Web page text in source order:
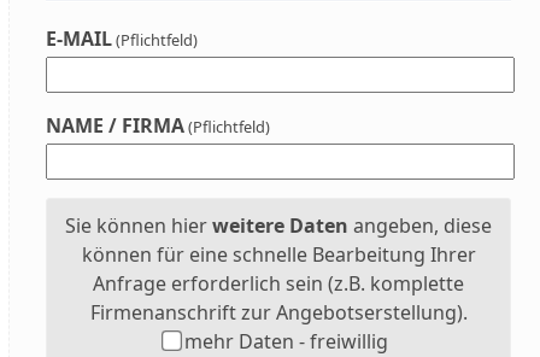
E-MAIL(Pflichtfeld)
NAME / FIRMA(Pflichtfeld)
Sie können hierweitere Daten angeben, diese
können für eine schnelle Bearbeitung Ihrer
Anfrage erforderlich sein (z.B. komplette
Firmenanschrift zur Angebotserstellung).
mehr Daten - freiwillig